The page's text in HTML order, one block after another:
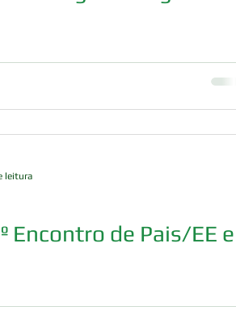
Encontro de Pais/EE e
leitura